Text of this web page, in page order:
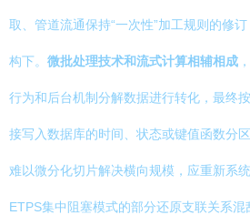
取、管道流通保持“一次性”加工规则的修
构下。 微批处理技术和流式计算相辅相成
行为和后台机制分解数据进行转化，最终
接写入数据库的时间、状态或键值函数分
难以微分化切片解决横向规模，应重新系
ETPS集中阻塞模式的部分还原支联关系